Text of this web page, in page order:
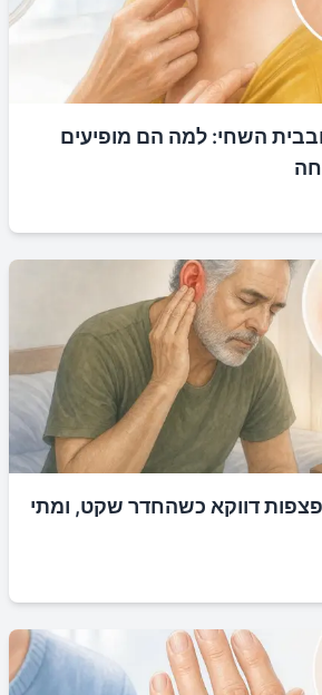
השחי: למה הם מופיעים
דווקא כשהחדר שקט, ומתי